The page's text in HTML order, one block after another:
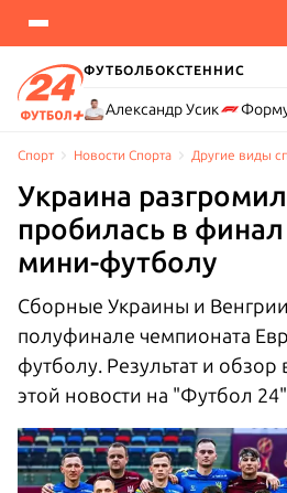
ФУТБОЛБОКСТЕННИС
Александр Усик
Спорт Новости Cпорта Другие виды
Украина
пробилась в
мини-футболу
Сборные Украины и Венгрии
полуфинале чемпионата
футболу. Результат и обзор
этой новости на "Футбол